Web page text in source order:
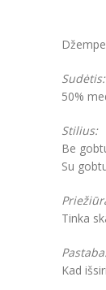
Sudėtis:
50%
Stilius:
Be
Su
Tinka
Kad